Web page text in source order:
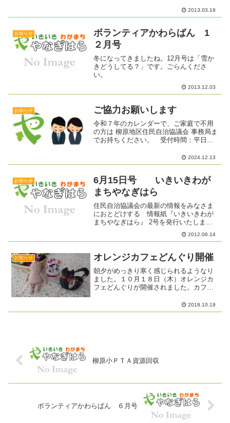
か忘れてしまった方は、玄関ホールに一
時保管してあります。市立公民館では、
2013.03.19
お知らせ
ボランティアかわらばん 1
２月号
冬になってきましたね。12月号は「雪か
きどうしてる？」です。ごらんくださ
い。
2013.12.03
お知らせ ご協力お願いします
令和７年のカレンダーで、ご家庭で不用
の方は 柳原地区住民自治協議会 事務局ま
でお持ちください。 受付時間：平日
和7年1月5(日）はお休みです。 2024.12.13
お知らせ
6月15日号 いきいきわが
まちやなぎはら
住民自治協議会の最新の情報をみなさま
におとどけする 情報紙『いきいきわが
まちやなぎはら』 2号を発行いたしまし
た。近日中にお手元に届きます。ＨＰで
も見ることができます。ご意見やご感想
2012.06.14
お知らせ オレンジカフェどんぐり開催
朝夕がめっきり寒く感じられるようなり
ました。１０月１８日（木）オレンジカ
フェどんぐりが開催されました。カフェ
り、久しぶりにたくさんの人が集いまし
た。Ｏさんが、菊の花を持って来てくれ
2018.10.19
柳原小ＰＴＡ資源回収
ボランティアかわらばん ６月号